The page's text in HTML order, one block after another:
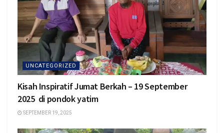
UNCATEGORIZED
Kisah Inspiratif Jumat Berkah – 19 September
2025 di pondok yatim
SEPTEMBER 19, 2025